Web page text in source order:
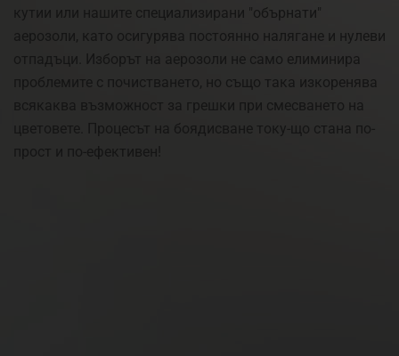
кутии или нашите специализирани "обърнати"
аерозоли, като осигурява постоянно налягане и нулеви
отпадъци. Изборът на аерозоли не само елиминира
проблемите с почистването, но също така изкоренява
всякаква възможност за грешки при смесването на
цветовете. Процесът на боядисване току-що стана по-